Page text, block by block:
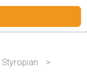
Styropian
>